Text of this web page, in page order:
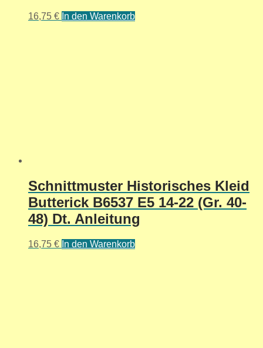
16,75 € In den Warenkorb
Schnittmuster Historisches Kleid
Butterick B6537 E5 14-22 (Gr. 40-
48) Dt. Anleitung
16,75 € In den Warenkorb